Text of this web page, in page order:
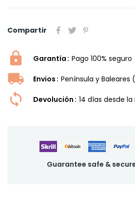
Compartir
Garantía Pago 100% seguro
Envios Península y
Devolución 14 dí­as desde
Guarantee safe &